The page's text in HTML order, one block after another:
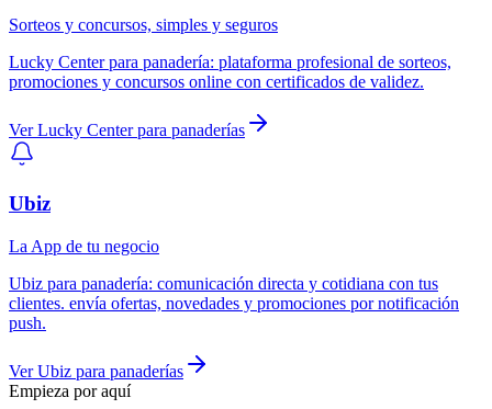
Sorteos y concursos, simples y seguros
Lucky Centerpara panadería: plataforma profesional de sorteos,
promociones y concursos online con certificados de validez.
VerLucky Centerpara panaderías
Ubiz
La App de tu negocio
Ubiz para panadería: comunicación directa y cotidiana con tus
clientes. envía ofertas, novedades y promociones por notificación
push.
VerUbiz para panaderías
Empieza por aquí